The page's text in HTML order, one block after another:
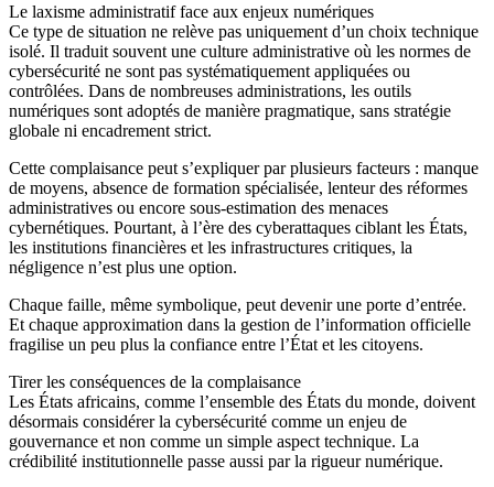
Le laxisme administratif face aux enjeux numériques
Ce type de situation ne relève pas uniquement d’un choix technique
isolé. Il traduit souvent une culture administrative où les normes de
cybersécurité ne sont pas systématiquement appliquées ou
contrôlées. Dans de nombreuses administrations, les outils
numériques sont adoptés de manière pragmatique, sans stratégie
globale ni encadrement strict.
Cette complaisance peut s’expliquer par plusieurs facteurs : manque
de moyens, absence de formation spécialisée, lenteur des réformes
administratives ou encore sous-estimation des menaces
cybernétiques. Pourtant, à l’ère des cyberattaques ciblant les États,
les institutions financières et les infrastructures critiques, la
négligence n’est plus une option.
Chaque faille, même symbolique, peut devenir une porte d’entrée.
Et chaque approximation dans la gestion de l’information officielle
fragilise un peu plus la confiance entre l’État et les citoyens.
Tirer les conséquences de la complaisance
Les États africains, comme l’ensemble des États du monde, doivent
désormais considérer la cybersécurité comme un enjeu de
gouvernance et non comme un simple aspect technique. La
crédibilité institutionnelle passe aussi par la rigueur numérique.